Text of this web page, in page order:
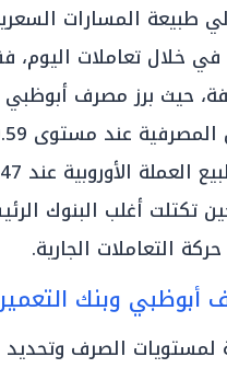
طبيعة المسارات
في خلال تعاملات
حيث برز مصرف
التعاملات الجارية.
وبنك
الصرف وتحديد